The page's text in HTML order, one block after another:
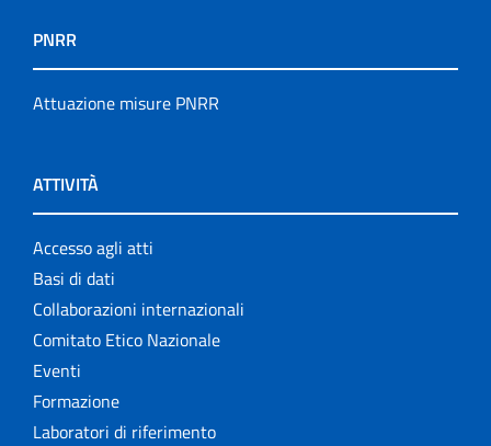
PNRR
Attuazione misure PNRR
ATTIVITÀ
Accesso agli atti
Basi di dati
Collaborazioni internazionali
Comitato Etico Nazionale
Eventi
Formazione
Laboratori di riferimento